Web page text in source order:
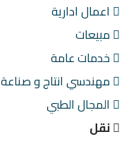
اعمال ادارية
مبيعات
خدمات عامة
مهندسي انتاج و صناعة
المجال الطبي
نقل